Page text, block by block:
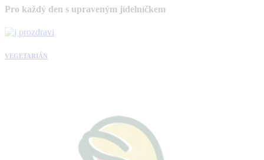
Pro každý den s upraveným jídelníčkem
VEGETARIÁN